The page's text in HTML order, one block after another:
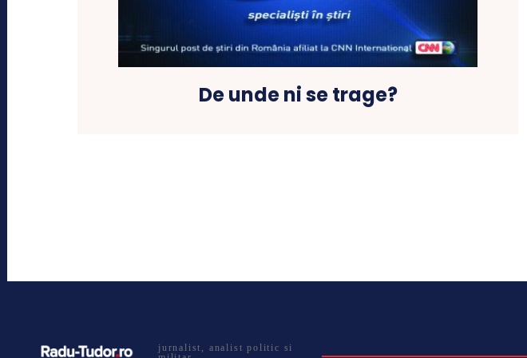
De unde ni se trage?
jurnalist, analist politic si